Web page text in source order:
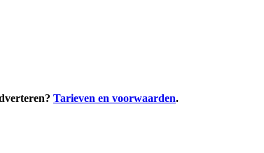
Tarieven en voorwaarden.